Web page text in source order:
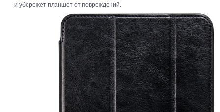
и убережет планшет от повреждений.